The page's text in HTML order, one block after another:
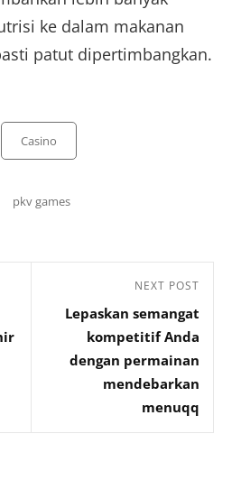
ke dalam makanan
patut dipertimbangkan.
Categories
Casino
Tags,
pkv games
Post
NEXT POST
Lepaskan semangat
kompetitif Anda
dengan permainan
mendebarkan
menuqq